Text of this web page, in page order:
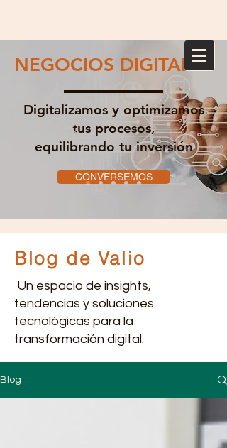
NEGOCIOS DIGITALES
Digitalizamos y optimizamos
tus procesos,
equilibrando tu inversión
CONVERSEMOS
Blog de Valio
Un espacio de insights,
tendencias y soluciones
tecnológicas para la
transformación digital.
Blog